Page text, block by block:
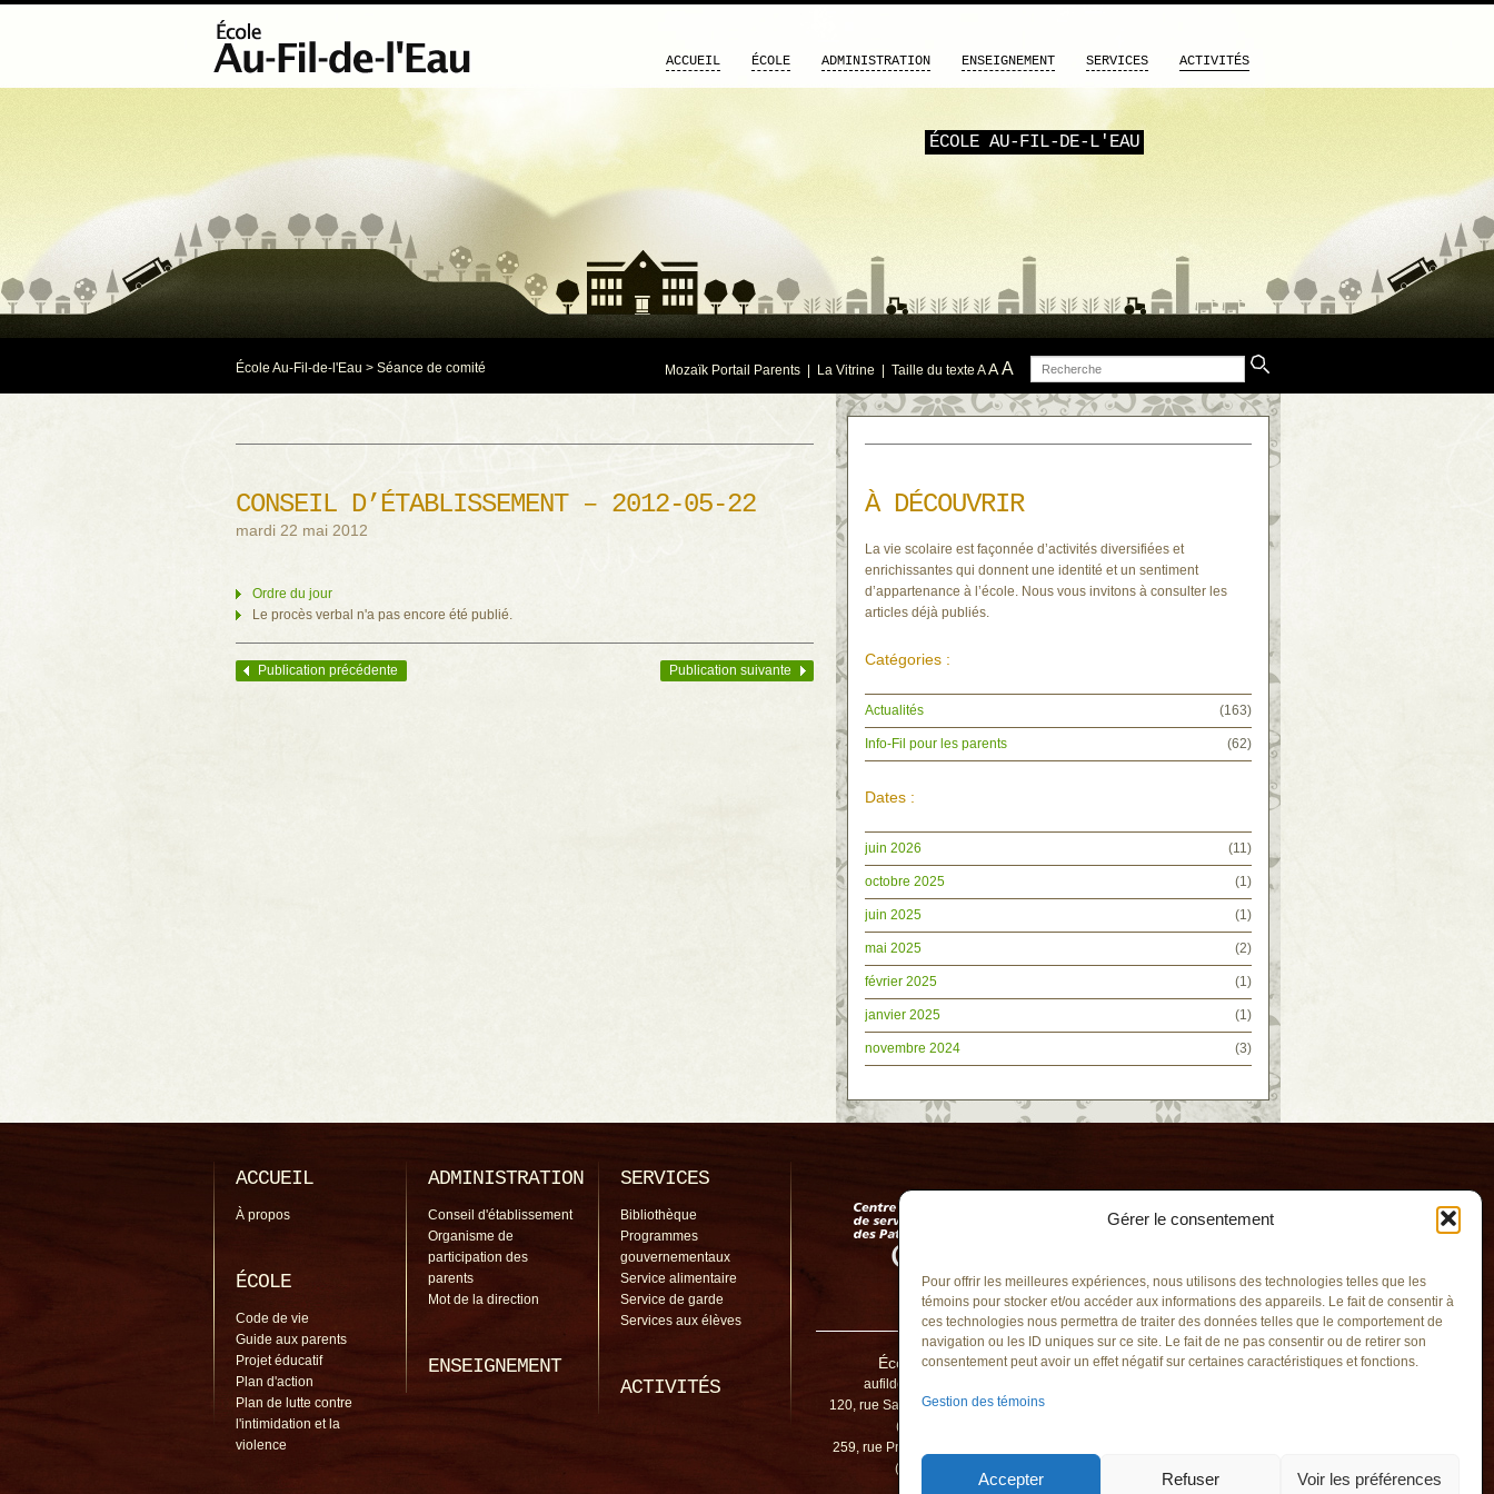
Gérer le consentement
Pour offrir les meilleures expériences, nous utilisons des technologies telles que les
témoins pour stocker et/ou accéder aux informations des appareils. Le fait de consentir à
ces technologies nous permettra de traiter des données telles que le comportement de
navigation ou les ID uniques sur ce site. Le fait de ne pas consentir ou de retirer son
consentement peut avoir un effet négatif sur certaines caractéristiques et fonctions.
Gestion des témoins
Accepter Refuser Voir les préférences
ÉCOLE AU-FIL-DE-L'EAU
ACCUEIL ÉCOLE ADMINISTRATION ENSEIGNEMENT SERVICES ACTIVITÉS
École Au-Fil-de-l'Eau > Séance de comité Mozaïk Portail Parents La Vitrine | Taille du texte A AA Recherche
CONSEIL D’ÉTABLISSEMENT – 2012-05-22
mardi 22 mai 2012
Ordre du jour
Le procès verbal n'a pas encore été publié.
Navigation des articles
Publication précédente Publication suivante
À DÉCOUVRIR
La vie scolaire est façonnée d’activités diversifiées et
enrichissantes qui donnent une identité et un sentiment
d’appartenance à l’école. Nous vous invitons à consulter les
articles déjà publiés.
Catégories :
Actualités (163)
Info-Fil pour les parents (62)
Dates :
juin 2026 (11)
octobre 2025 (1)
juin 2025 (1)
mai 2025 (2)
février 2025 (1)
janvier 2025 (1)
novembre 2024 (3)
ACCUEIL
À propos
ÉCOLE
Code de vie
Guide aux parents
Projet éducatif
Plan d'action
Plan de lutte contre
l'intimidation et la
violence
ADMINISTRATION
Conseil d'établissement
Organisme de
participation des
parents
Mot de la direction
ENSEIGNEMENT
SERVICES
Bibliothèque
Programmes
gouvernementaux
Service alimentaire
Service de garde
Services aux élèves
ACTIVITÉS
École Au-Fil-de-l'Eau
aufildeleau@cssp.gouv.qc.ca
120, rue Sainte-Anne, Mont-Saint-Hilaire
(Québec) J3H 3A4
259, rue Provencher, Mont-Saint-Hilaire
(Québec) J3H 3M3